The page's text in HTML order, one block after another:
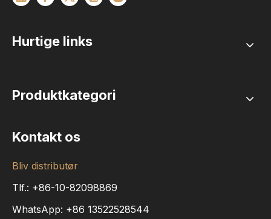
Hurtige links
Produktkategori
Kontakt os
Bliv distributør
Tlf.: +86-10-82098869
WhatsApp: +86 13522528544